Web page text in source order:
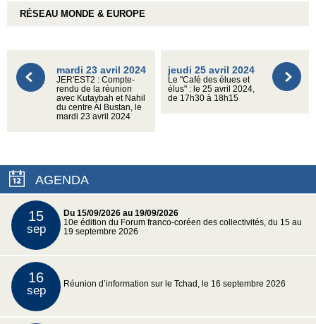
RÉSEAU MONDE & EUROPE
mardi 23 avril 2024
JER'EST2 : Compte-
rendu de la réunion
avec Kutaybah et Nahil
du centre Al Bustan, le
mardi 23 avril 2024
jeudi 25 avril 2024
Le "Café des élues et
élus" : le 25 avril 2024,
de 17h30 à 18h15
AGENDA
15
sep
Du 15/09/2026 au 19/09/2026
10e édition du Forum franco-coréen des collectivités, du 15 au
19 septembre 2026
16
sep Réunion d’information sur le Tchad, le 16 septembre 2026